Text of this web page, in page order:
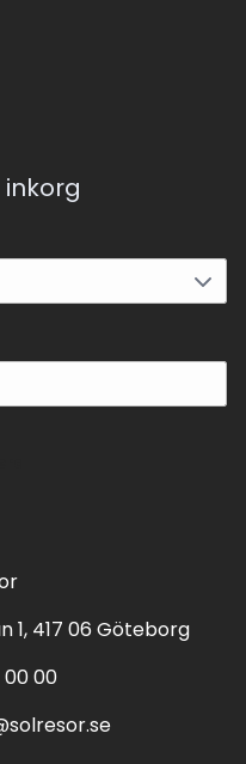
1, 417 06 Göteborg
00